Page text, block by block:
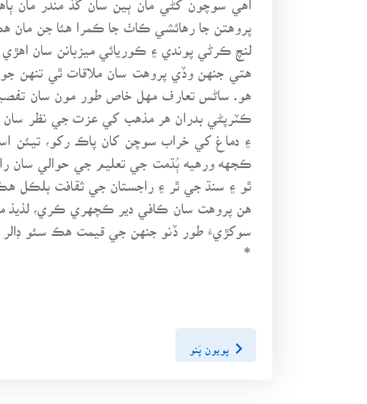
پروهتن جا رهائشي ڪاٺ جا ڪمرا هئا جن مان
لنچ ڪرڻي پوندي ۽ ڪوريائي ميزبانن سان اهڙي
هو. ساڻس تعارف مهل خاص طور مون سان
ڪٽرپڻي بدران هر مذهب کي عزت جي نظر سان
۽ دماغ کي خراب سوچن کان پاڪ رکو، تيئن
ڪجهه ورهيه ٻُڌمت جي تعليم جي حوالي سان
ٿو ۽ سنڌ جي ٿر ۽ راجستان جي ثقافت بلڪل
هن پروهت سان ڪافي دير ڪچهري ڪري، لذيذ
سوکڙيءَ طور ڏنو جنهن جي قيمت هڪ سئو
*
پويون پَنو